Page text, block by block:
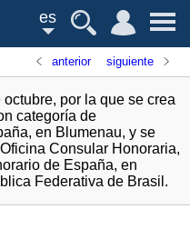
es
anterior siguiente
por la que se crea
categoría de
en Blumenau, y se
Consular Honoraria,
de España, en
Federativa de Brasil.